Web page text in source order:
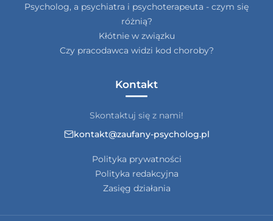
Psycholog, a psychiatra i psychoterapeuta - czym się
różnią?
Kłótnie w związku
Czy pracodawca widzi kod choroby?
Kontakt
Skontaktuj się z nami!
kontakt@zaufany-psycholog.pl
Polityka prywatności
Polityka redakcyjna
Zasięg działania